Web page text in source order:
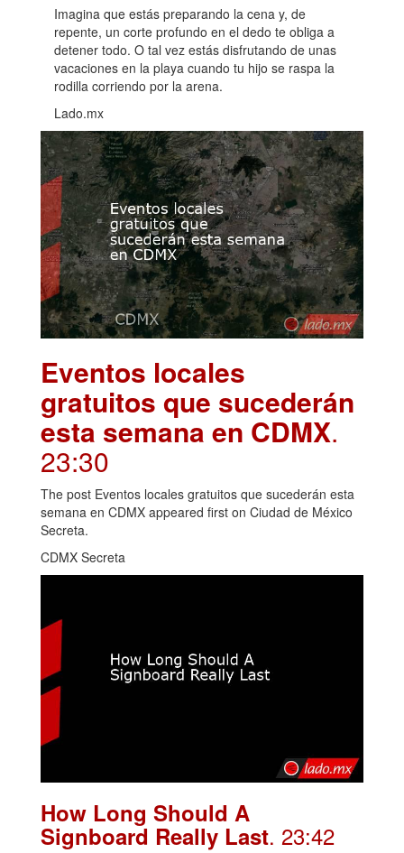
Imagina que estás preparando la cena y, de
repente, un corte profundo en el dedo te obliga a
detener todo. O tal vez estás disfrutando de unas
vacaciones en la playa cuando tu hijo se raspa la
rodilla corriendo por la arena.
Lado.mx
Eventos locales
gratuitos que sucederán
esta semana en CDMX.
23:30
The post Eventos locales gratuitos que sucederán esta
semana en CDMX appeared first on Ciudad de México
Secreta.
CDMX Secreta
How Long Should A
Signboard Really Last. 23:42